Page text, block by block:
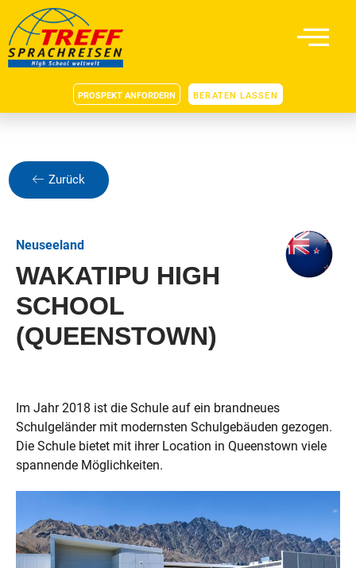
PROSPEKT ANFORDERN BERATEN LASSEN
Zurück
Neuseeland
WAKATIPU HIGH
SCHOOL
(QUEENSTOWN)
Im Jahr 2018 ist die Schule auf ein brandneues
Schulgeländer mit modernsten Schulgebäuden gezogen.
Die Schule bietet mit ihrer Location in Queenstown viele
spannende Möglichkeiten.